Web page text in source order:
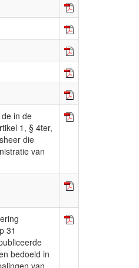
in de
1, § 4ter,
die
van
31
bedoeld in
van